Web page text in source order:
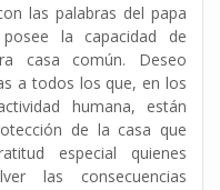
las palabras del papa
la capacidad de
casa común. Deseo
a todos los que, en los
humana, están
de la casa que
especial quienes
las consecuencias